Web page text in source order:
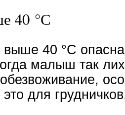
40 °С
выше 40 °С опасна
малыш так
для